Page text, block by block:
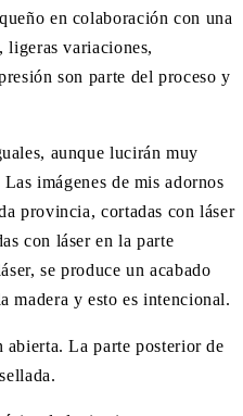
en colaboración con una
ligeras variaciones,
son parte del proceso y
aunque lucirán muy
imágenes de mis adornos
provincia, cortadas con láser
con láser en la parte
se produce un acabado
madera y esto es intencional.
abierta. La parte posterior de